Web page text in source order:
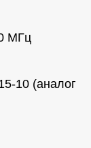
МГц
10 (аналог